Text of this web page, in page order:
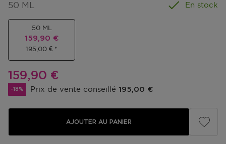
50 ML En stock
50 ML
Prix promotionnel
159,90 €
195,00 €
Prix promotionnel
159,90 €
-18% Prix de vente conseillé 195,00 €
AJOUTER AU PANIER